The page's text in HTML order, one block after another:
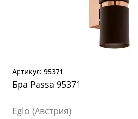
Артикул: 95371
Бра Passa 95371
Eglo (Австрия)